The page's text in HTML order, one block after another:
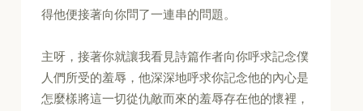
得他便接著向你問了一連串的問題。
主呀，接著你就讓我看見詩篇作者向你呼求記念僕
人們所受的羞辱，他深深地呼求你記念他的內心是
怎麼樣將這一切從仇敵而來的羞辱存在他的懷裡，